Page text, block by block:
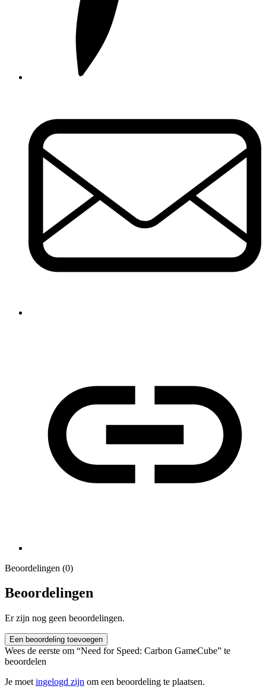
Beoordelingen (0)
Beoordelingen
Er zijn nog geen beoordelingen.
Een beoordeling toevoegen
Wees de eerste om “Need for Speed: Carbon GameCube” te
beoordelen
Je moet ingelogd zijn om een beoordeling te plaatsen.